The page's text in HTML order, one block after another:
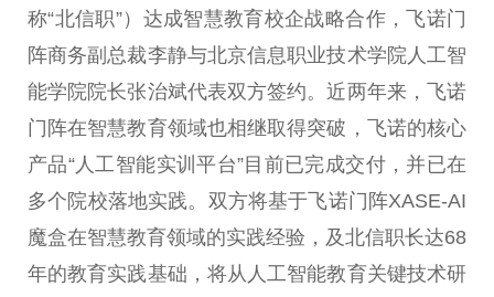
称“北信职”）达成智慧教育校企战略合作，飞诺门
阵商务副总裁李静与北京信息职业技术学院人工智
能学院院长张治斌代表双方签约。近两年来，飞诺
门阵在智慧教育领域也相继取得突破，飞诺的核心
产品“人工智能实训平台”目前已完成交付，并已在
多个院校落地实践。双方将基于飞诺门阵XASE-AI
魔盒在智慧教育领域的实践经验，及北信职长达68
年的教育实践基础，将从人工智能教育关键技术研